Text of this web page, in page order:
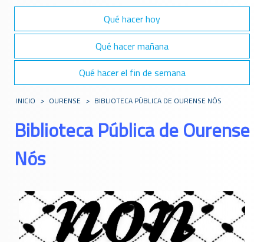
Qué hacer hoy
Qué hacer mañana
Qué hacer el fin de semana
INICIO > OURENSE > BIBLIOTECA PÚBLICA DE OURENSE NÓS
Biblioteca Pública de Ourense
Nós